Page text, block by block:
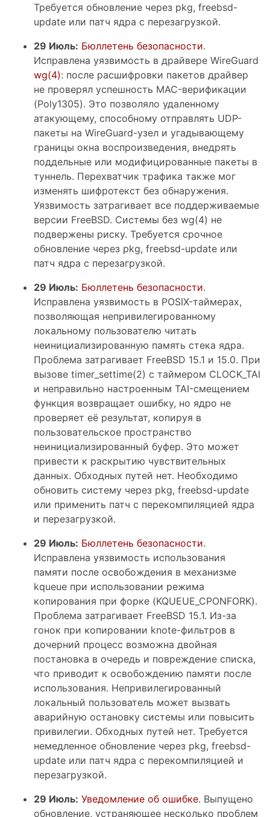
Требуется обновление через pkg, freebsd-
update или патч ядра с перезагрузкой.
29 Июль: Бюллетень безопасности.
Исправлена уязвимость в драйвере WireGuard
wg(4): после расшифровки пакетов драйвер
не проверял успешность MAC-верификации
(Poly1305). Это позволяло удаленному
атакующему, способному отправлять UDP-
пакеты на WireGuard-узел и угадывающему
границы окна воспроизведения, внедрять
поддельные или модифицированные пакеты в
туннель. Перехватчик трафика также мог
изменять шифротекст без обнаружения.
Уязвимость затрагивает все поддерживаемые
версии FreeBSD. Системы без wg(4) не
подвержены риску. Требуется срочное
обновление через pkg, freebsd-update или
патч ядра с перезагрузкой.
29 Июль: Бюллетень безопасности.
Исправлена уязвимость в POSIX-таймерах,
позволяющая непривилегированному
локальному пользователю читать
неинициализированную память стека ядра.
Проблема затрагивает FreeBSD 15.1 и 15.0. При
вызове timer_settime(2) с таймером CLOCK_TAI
и неправильно настроенным TAI-смещением
функция возвращает ошибку, но ядро не
проверяет её результат, копируя в
пользовательское пространство
неинициализированный буфер. Это может
привести к раскрытию чувствительных
данных. Обходных путей нет. Необходимо
обновить систему через pkg, freebsd-update
или применить патч с перекомпиляцией ядра
и перезагрузкой.
29 Июль: Бюллетень безопасности.
Исправлена уязвимость использования
памяти после освобождения в механизме
kqueue при использовании режима
копирования при форке (KQUEUE_CPONFORK).
Проблема затрагивает FreeBSD 15.1. Из-за
гонок при копировании knote-фильтров в
дочерний процесс возможна двойная
постановка в очередь и повреждение списка,
что приводит к освобождению памяти после
использования. Непривилегированный
локальный пользователь может вызвать
аварийную остановку системы или повысить
привилегии. Обходных путей нет. Требуется
немедленное обновление через pkg, freebsd-
update или патч ядра с перекомпиляцией и
перезагрузкой.
29 Июль: Уведомление об ошибке. Выпущено
обновление, устраняющее несколько проблем